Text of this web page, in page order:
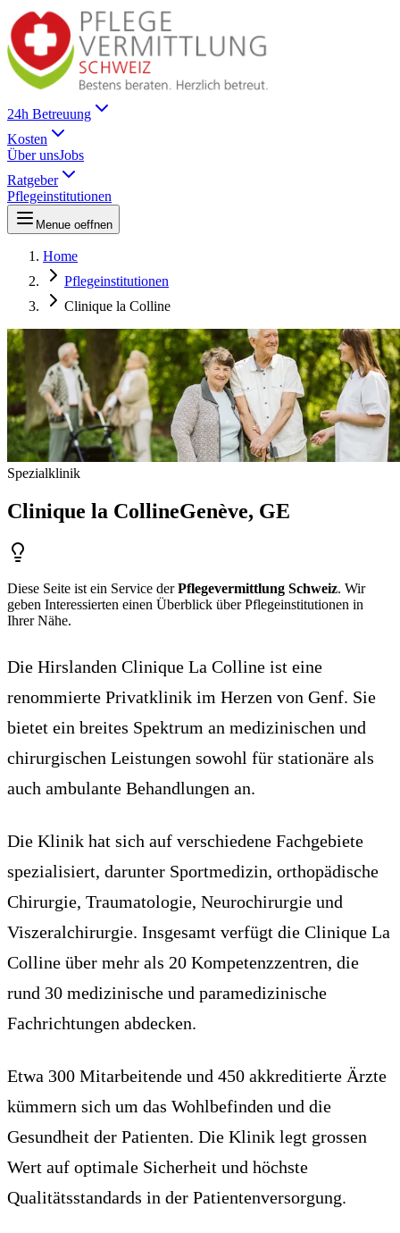
24h Betreuung
Kosten
Über unsJobs
Ratgeber
Pflegeinstitutionen
Menue oeffnen
Home
Pflegeinstitutionen
Clinique la Colline
Spezialklinik
Clinique la CollineGenève, GE
Diese Seite ist ein Service derPflegevermittlung Schweiz. Wir
geben Interessierten einen Überblick über Pflegeinstitutionen in
Ihrer Nähe.
Die Hirslanden Clinique La Colline ist eine
renommierte Privatklinik im Herzen von Genf. Sie
bietet ein breites Spektrum an medizinischen und
chirurgischen Leistungen sowohl für stationäre als
auch ambulante Behandlungen an.
Die Klinik hat sich auf verschiedene Fachgebiete
spezialisiert, darunter Sportmedizin, orthopädische
Chirurgie, Traumatologie, Neurochirurgie und
Viszeralchirurgie. Insgesamt verfügt die Clinique La
Colline über mehr als 20 Kompetenzzentren, die
rund 30 medizinische und paramedizinische
Fachrichtungen abdecken.
Etwa 300 Mitarbeitende und 450 akkreditierte Ärzte
kümmern sich um das Wohlbefinden und die
Gesundheit der Patienten. Die Klinik legt grossen
Wert auf optimale Sicherheit und höchste
Qualitätsstandards in der Patientenversorgung.